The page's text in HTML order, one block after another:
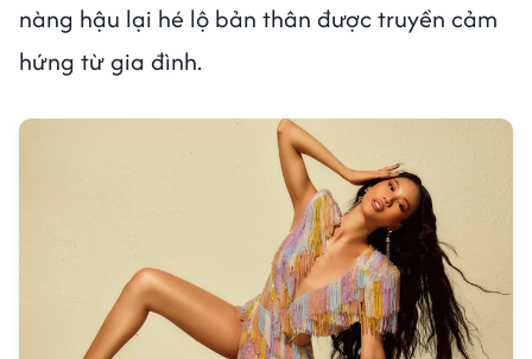
nàng hậu lại hé lộ bản thân được truyền cảm
hứng từ gia đình.